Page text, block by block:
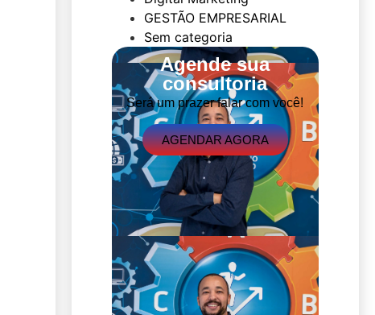
GESTÃO EMPRESARIAL
Sem categoria
Agende sua
consultoria
Será um prazer falar com você!
AGENDAR AGORA